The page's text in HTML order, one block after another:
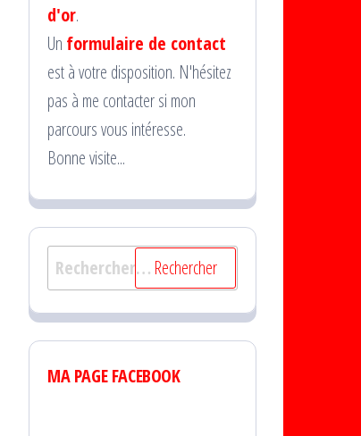
d'or.
Un formulaire de contact
est à votre disposition. N'hésitez
pas à me contacter si mon
parcours vous intéresse.
Bonne visite...
Rechercher :
MA PAGE FACEBOOK